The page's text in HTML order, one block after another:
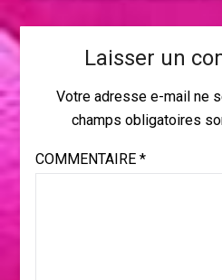
Laisser un
Votre adresse e-mail ne
champs obligatoires
COMMENTAIRE *